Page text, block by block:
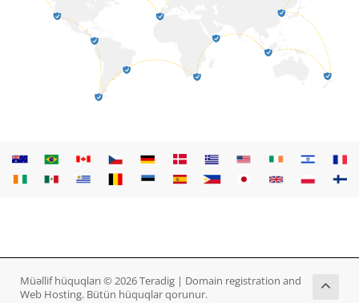
Müəllif hüquqları © 2026 Teradig | Domain registration and
Web Hosting. Bütün hüquqlar qorunur.